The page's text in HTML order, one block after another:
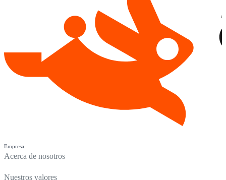
Empresa
Acerca de nosotros
Nuestros valores